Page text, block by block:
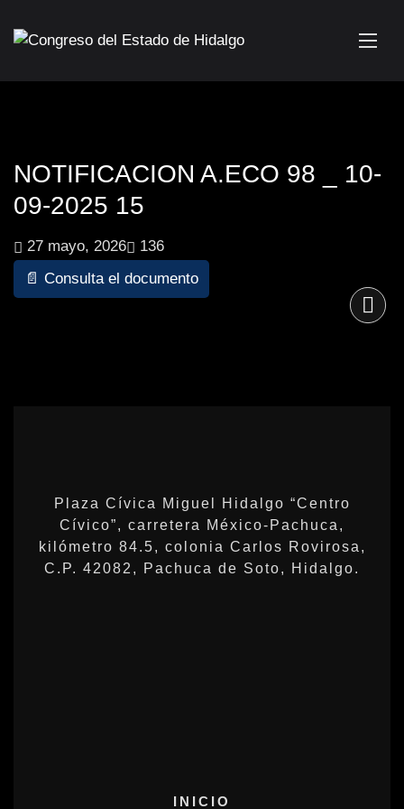
NOTIFICACION A.ECO 98 _ 10-
09-2025 15
27 mayo, 2026
136
📄 Consulta el documento
Plaza Cívica Miguel Hidalgo “Centro
Cívico”, carretera México-Pachuca,
kilómetro 84.5, colonia Carlos Rovirosa,
C.P. 42082, Pachuca de Soto, Hidalgo.
INICIO